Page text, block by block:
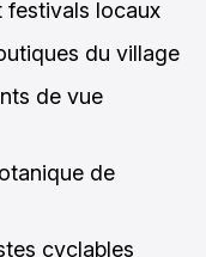
festivals locaux
du village
de vue
de
cyclables